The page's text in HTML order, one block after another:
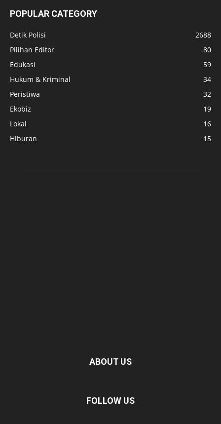
POPULAR CATEGORY
Detik Polisi
2688
Pilihan Editor
80
Edukasi
59
Hukum & Kriminal
34
Peristiwa
32
Ekobiz
19
Lokal
16
Hiburan
15
ABOUT US
FOLLOW US